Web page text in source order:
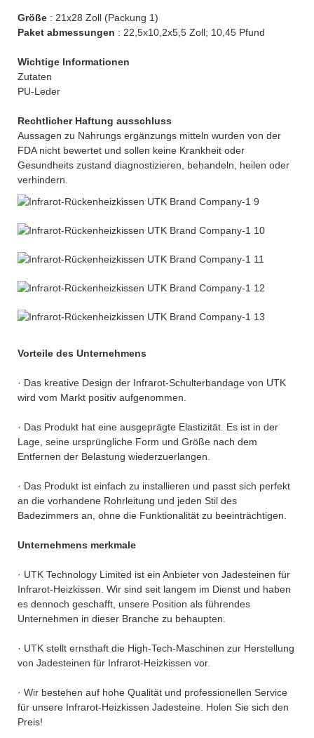
Größe : 21x28 Zoll (Packung 1)
Paket abmessungen : 22,5x10,2x5,5 Zoll; 10,45 Pfund
Wichtige Informationen
Zutaten
PU-Leder
Rechtlicher Haftung ausschluss
Aussagen zu Nahrungs ergänzungs mitteln wurden von der
FDA nicht bewertet und sollen keine Krankheit oder
Gesundheits zustand diagnostizieren, behandeln, heilen oder
verhindern.
Vorteile des Unternehmens
· Das kreative Design der Infrarot-Schulterbandage von UTK
wird vom Markt positiv aufgenommen.
· Das Produkt hat eine ausgeprägte Elastizität. Es ist in der
Lage, seine ursprüngliche Form und Größe nach dem
Entfernen der Belastung wiederzuerlangen.
· Das Produkt ist einfach zu installieren und passt sich perfekt
an die vorhandene Rohrleitung und jeden Stil des
Badezimmers an, ohne die Funktionalität zu beeinträchtigen.
Unternehmens merkmale
· UTK Technology Limited ist ein Anbieter von Jadesteinen für
Infrarot-Heizkissen. Wir sind seit langem im Dienst und haben
es dennoch geschafft, unsere Position als führendes
Unternehmen in dieser Branche zu behaupten.
· UTK stellt ernsthaft die High-Tech-Maschinen zur Herstellung
von Jadesteinen für Infrarot-Heizkissen vor.
· Wir bestehen auf hohe Qualität und professionellen Service
für unsere Infrarot-Heizkissen Jadesteine. Holen Sie sich den
Preis!